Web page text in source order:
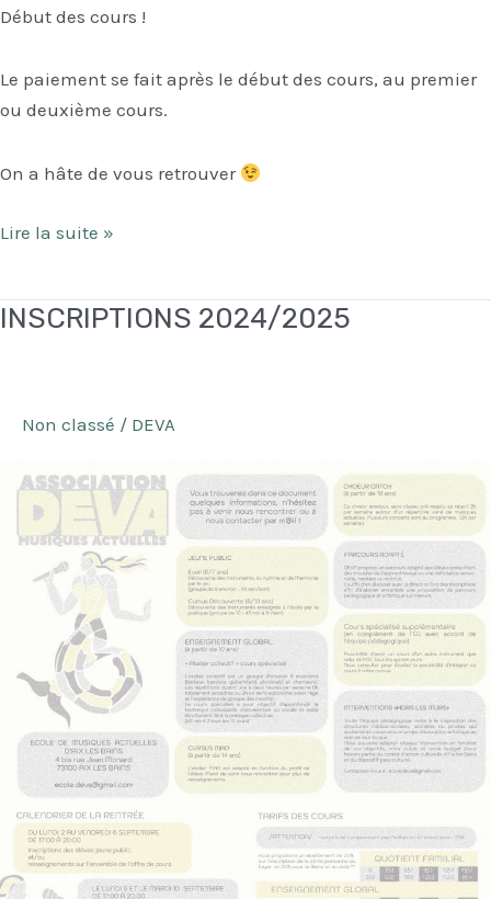
Début des cours !
Le paiement se fait après le début des cours, au premier
ou deuxième cours.
On a hâte de vous retrouver
Planning
rentrée
Lire la suite »
INSCRIPTIONS 2024/2025
Non classé / DEVA